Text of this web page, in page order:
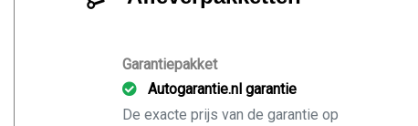
Garantiepakket
Autogarantie.nl garantie
De exacte prijs van de garantie op